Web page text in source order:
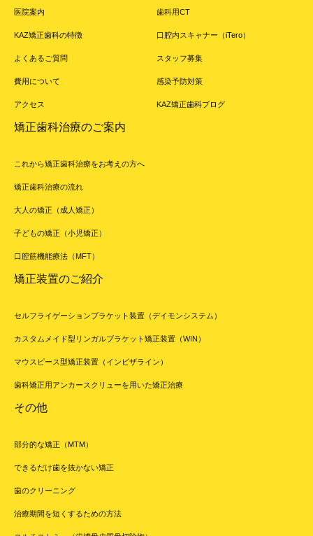
医院案内
KAZ矯正歯科の特徴
よくあるご質問
費用について
アクセス
歯科用CT
口腔内スキャナー（iTero）
スタッフ募集
感染予防対策
KAZ矯正歯科ブログ
矯正歯科治療のご案内
これから矯正歯科治療をお考えの方へ
矯正歯科治療の流れ
大人の矯正（成人矯正）
子どもの矯正（小児矯正）
口腔筋機能療法（MFT）
矯正装置のご紹介
セルフライゲーションブラケット装置（デイモンシステム）
カスタムメイド型リンガルブラケット矯正装置（WIN）
マウスピース型矯正装置（インビザライン）
歯科矯正用アンカースクリューを用いた矯正治療
その他
部分的な矯正（MTM）
できるだけ歯を抜かない矯正
歯のクリーニング
治療期間を短くするための方法